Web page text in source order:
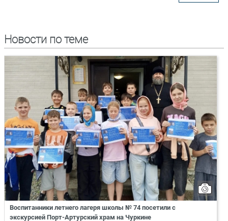
Новости по теме
Воспитанники летнего лагеря школы № 74 посетили с
экскурсией Порт-Артурский храм на Чуркине